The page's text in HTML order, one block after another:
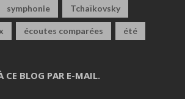
symphonie Tchaïkovsky
écoutes comparées été
BLOG PAR E-MAIL.